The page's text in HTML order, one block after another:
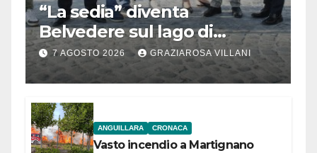
“La sedia” diventa
Belvedere sul lago di
Bracciano: ieri
l’inaugurazione
7 AGOSTO 2026 GRAZIAROSA VILLANI
ANGUILLARA CRONACA
Vasto incendio a Martignano